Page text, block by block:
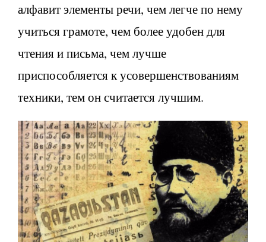
алфавит элементы речи, чем легче по нему
учиться грамоте, чем более удобен для
чтения и письма, чем лучше
приспособляется к усовершенствованиям
техники, тем он считается лучшим.